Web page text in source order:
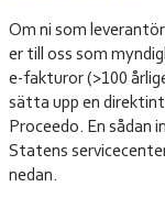
Om ni som
er till oss som
e-fakturor (>100
sätta upp en
Proceedo. En sådan
Statens
nedan.